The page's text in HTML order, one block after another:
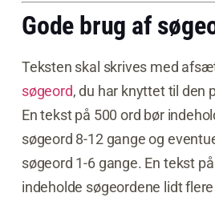
Gode brug af
Teksten skal skrives med
søgeord, du har knyttet til den
En tekst på 500 ord bør
søgeord 8-12 gange og
søgeord 1-6 gange. En tekst
indeholde søgeordene lidt